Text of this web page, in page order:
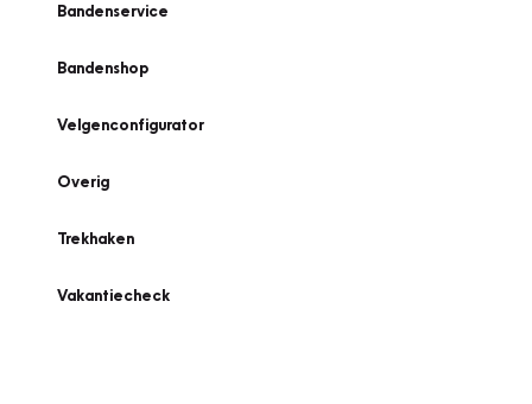
Bandenservice
Bandenshop
Velgenconfigurator
Overig
Trekhaken
Vakantiecheck